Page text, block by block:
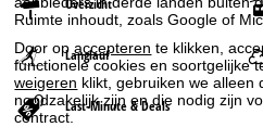
Ruimte inhoudt, zoals Google of
Door opaccepteren te klikken,
functionele cookies en soortgelijke
weigeren klikt, gebruiken we alleen
noodzakelijk zijn en die nodig zijn
contract.
Overzicht
Langlauf
Last-Minute & Deals